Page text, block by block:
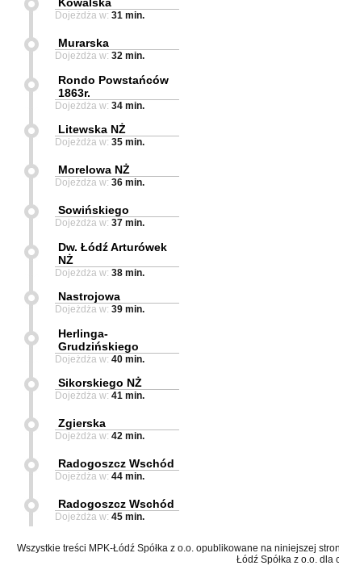
Dojeżdża w: 31 min.
Murarska
Dojeżdża w: 32 min.
Rondo Powstańców
1863r.
Dojeżdża w: 34 min.
Litewska NŻ
Dojeżdża w: 35 min.
Morelowa NŻ
Dojeżdża w: 36 min.
Sowińskiego
Dojeżdża w: 37 min.
Dw. Łódź Arturówek
NŻ
Dojeżdża w: 38 min.
Nastrojowa
Dojeżdża w: 39 min.
Herlinga-
Grudzińskiego
Dojeżdża w: 40 min.
Sikorskiego NŻ
Dojeżdża w: 41 min.
Zgierska
Dojeżdża w: 42 min.
Radogoszcz Wschód
Dojeżdża w: 44 min.
Radogoszcz Wschód
Dojeżdża w: 45 min.
Wszystkie treści MPK-Łódź Spółka z o.o. opublikowane na niniejszej
Łódź Spółka z o.o. dla